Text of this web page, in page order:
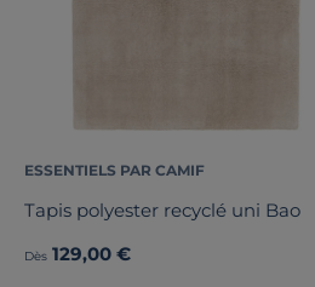
ESSENTIELS PAR CAMIF
Tapis polyester recyclé uni Bao
Dès 129,00 €